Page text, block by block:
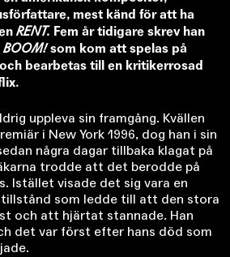
mest känd för att ha
RENT. Fem år tidigare skrev han
som kom att spelas på
bearbetas till en kritikerrosad
uppleva sin framgång. Kvällen
i New York 1996, dog han i sin
några dagar tillbaka klagat på
trodde att det berodde på
Istället visade det sig vara en
som ledde till att den stora
och att hjärtat stannade. Han
det var först efter hans död som